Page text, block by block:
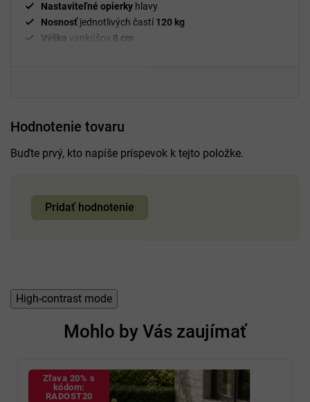
Nastaviteľné opierky hlavy
Nosnosťjednotlivých častí120 kg
Výška vankúšov 8 cm
sivá
Hodnotenie tovaru
Buďte prvý, kto napíše príspevok k tejto položke.
Pridať hodnotenie
High-contrast mode
Mohlo by Vás zaujímať
Zľava 20% s
kódom:
RADOST20